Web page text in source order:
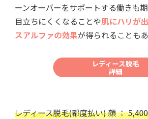
ーンオーバーをサポートする働きも
目立ちにくくなることや肌にハリが
スアルファの効果が得られることもあ
レディース脱毛
詳細
レディース脱毛(都度払い) 顔 ：